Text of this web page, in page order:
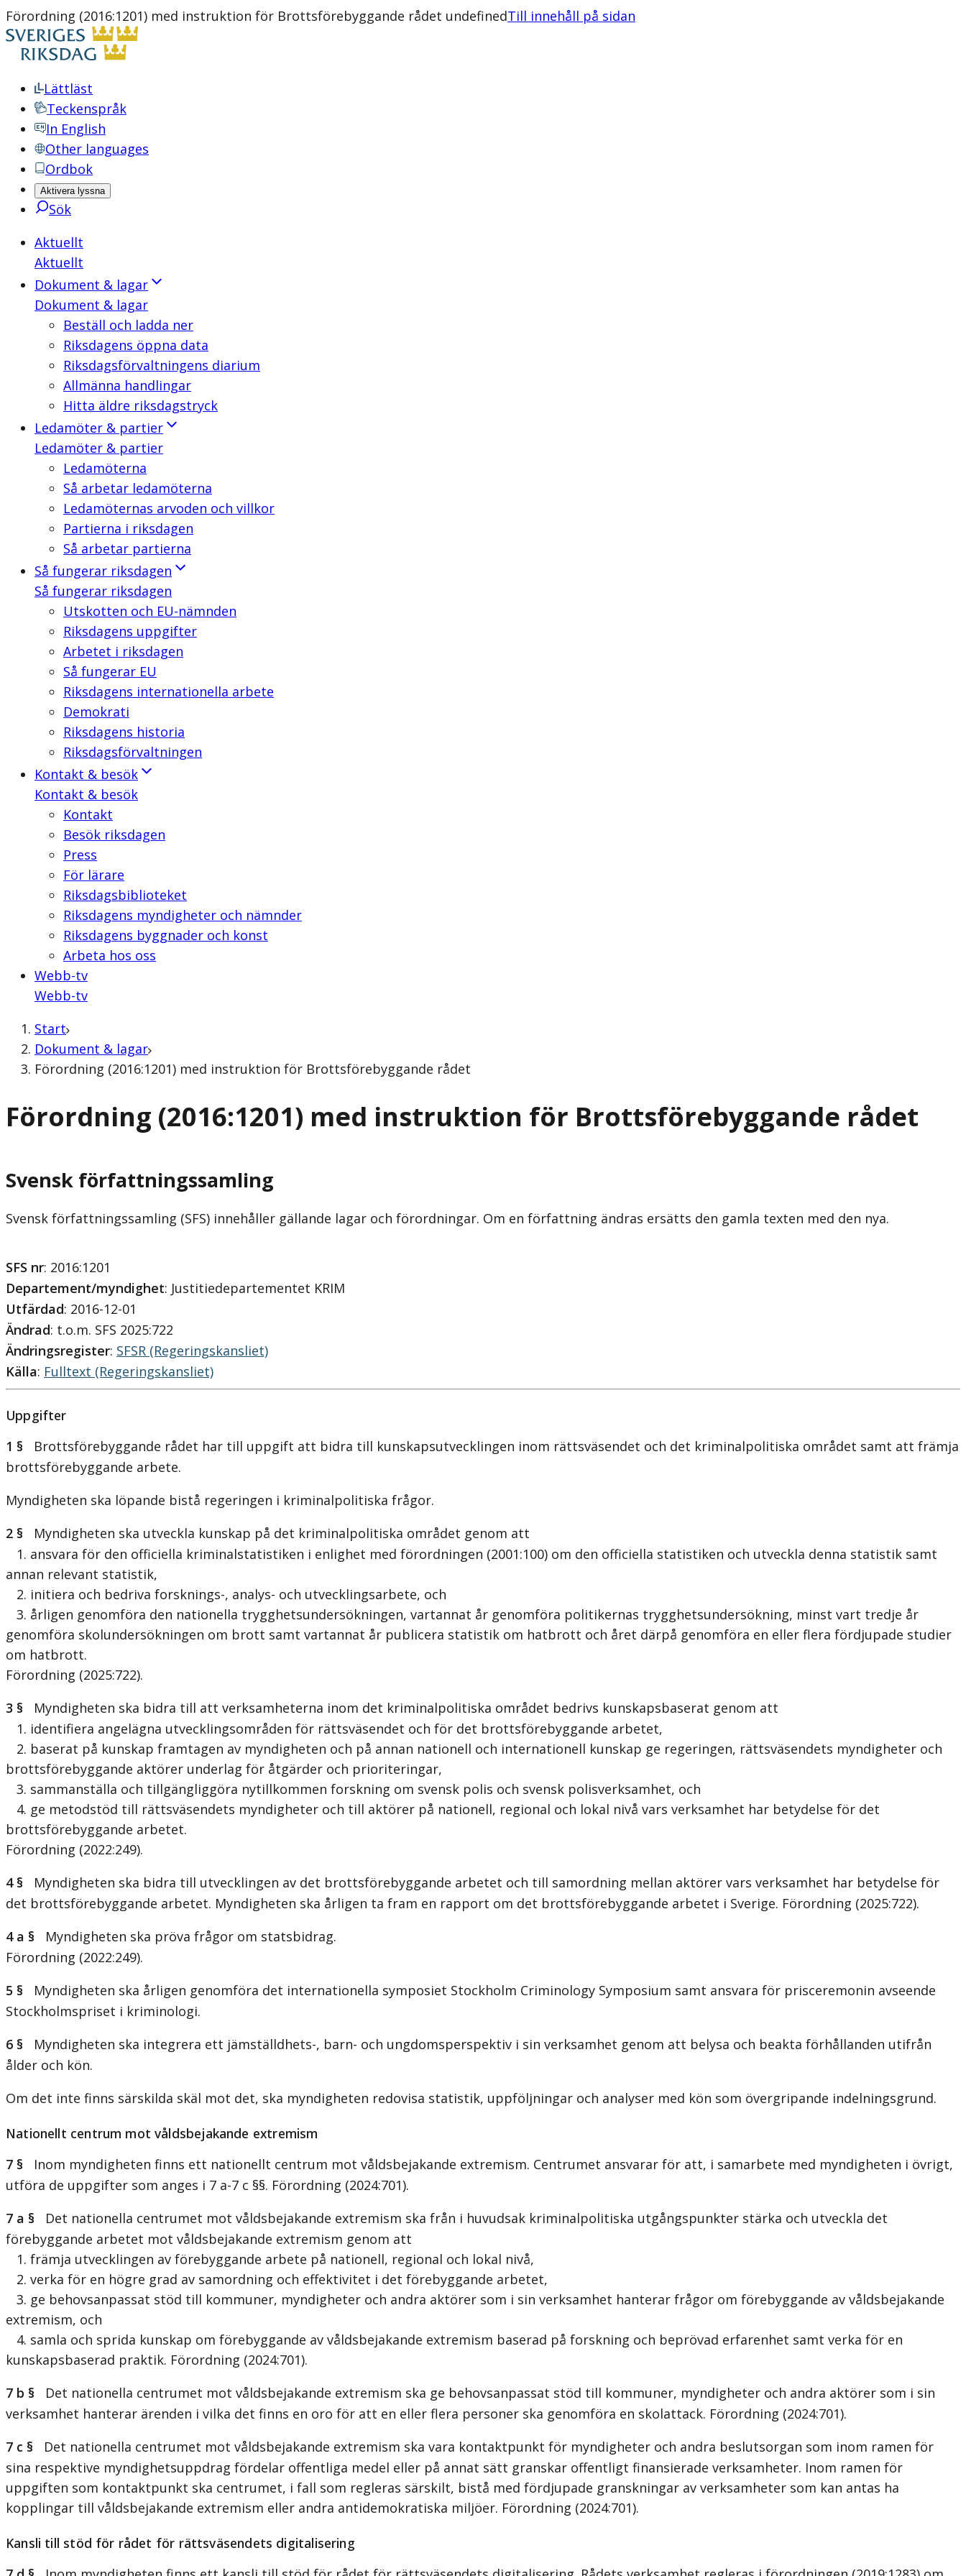
Förordning (2016:1201) med instruktion för Brottsförebyggande rådet undefinedTill innehåll på sidan
Lättläst
Teckenspråk
In English
Other languages
Ordbok
Aktivera lyssna
Sök
Aktuellt
Aktuellt
Dokument & lagar
Dokument & lagar
Beställ och ladda ner
Riksdagens öppna data
Riksdagsförvaltningens diarium
Allmänna handlingar
Hitta äldre riksdagstryck
Ledamöter & partier
Ledamöter & partier
Ledamöterna
Så arbetar ledamöterna
Ledamöternas arvoden och villkor
Partierna i riksdagen
Så arbetar partierna
Så fungerar riksdagen
Så fungerar riksdagen
Utskotten och EU-nämnden
Riksdagens uppgifter
Arbetet i riksdagen
Så fungerar EU
Riksdagens internationella arbete
Demokrati
Riksdagens historia
Riksdagsförvaltningen
Kontakt & besök
Kontakt & besök
Kontakt
Besök riksdagen
Press
För lärare
Riksdagsbiblioteket
Riksdagens myndigheter och nämnder
Riksdagens byggnader och konst
Arbeta hos oss
Webb-tv
Webb-tv
Start
Dokument & lagar
Förordning (2016:1201) med instruktion för Brottsförebyggande rådet
Förordning (2016:1201) med instruktion för Brottsförebyggande rådet
Svensk författningssamling
Svensk författningssamling (SFS) innehåller gällande lagar och förordningar. Om en författning ändras ersätts den gamla texten med den nya.
SFS nr: 2016:1201
Departement/myndighet: Justitiedepartementet KRIM
Utfärdad: 2016-12-01
Ändrad: t.o.m. SFS 2025:722
Ändringsregister: SFSR (Regeringskansliet)
Källa: Fulltext (Regeringskansliet)
Uppgifter
1 § Brottsförebyggande rådet har till uppgift att bidra till kunskapsutvecklingen inom rättsväsendet och det kriminalpolitiska området samt att främja
brottsförebyggande arbete.
Myndigheten ska löpande bistå regeringen i kriminalpolitiska frågor.
2 § Myndigheten ska utveckla kunskap på det kriminalpolitiska området genom att
1. ansvara för den officiella kriminalstatistiken i enlighet med förordningen (2001:100) om den officiella statistiken och utveckla denna statistik samt
annan relevant statistik,
2. initiera och bedriva forsknings-, analys- och utvecklingsarbete, och
3. årligen genomföra den nationella trygghetsundersökningen, vartannat år genomföra politikernas trygghetsundersökning, minst vart tredje år
genomföra skolundersökningen om brott samt vartannat år publicera statistik om hatbrott och året därpå genomföra en eller flera fördjupade studier
om hatbrott.
Förordning (2025:722).
3 § Myndigheten ska bidra till att verksamheterna inom det kriminalpolitiska området bedrivs kunskapsbaserat genom att
1. identifiera angelägna utvecklingsområden för rättsväsendet och för det brottsförebyggande arbetet,
2. baserat på kunskap framtagen av myndigheten och på annan nationell och internationell kunskap ge regeringen, rättsväsendets myndigheter och
brottsförebyggande aktörer underlag för åtgärder och prioriteringar,
3. sammanställa och tillgängliggöra nytillkommen forskning om svensk polis och svensk polisverksamhet, och
4. ge metodstöd till rättsväsendets myndigheter och till aktörer på nationell, regional och lokal nivå vars verksamhet har betydelse för det
brottsförebyggande arbetet.
Förordning (2022:249).
4 § Myndigheten ska bidra till utvecklingen av det brottsförebyggande arbetet och till samordning mellan aktörer vars verksamhet har betydelse för
det brottsförebyggande arbetet. Myndigheten ska årligen ta fram en rapport om det brottsförebyggande arbetet i Sverige. Förordning (2025:722).
4 a § Myndigheten ska pröva frågor om statsbidrag.
Förordning (2022:249).
5 § Myndigheten ska årligen genomföra det internationella symposiet Stockholm Criminology Symposium samt ansvara för prisceremonin avseende
Stockholmspriset i kriminologi.
6 § Myndigheten ska integrera ett jämställdhets-, barn- och ungdomsperspektiv i sin verksamhet genom att belysa och beakta förhållanden utifrån
ålder och kön.
Om det inte finns särskilda skäl mot det, ska myndigheten redovisa statistik, uppföljningar och analyser med kön som övergripande indelningsgrund.
Nationellt centrum mot våldsbejakande extremism
7 § Inom myndigheten finns ett nationellt centrum mot våldsbejakande extremism. Centrumet ansvarar för att, i samarbete med myndigheten i övrigt,
utföra de uppgifter som anges i 7 a-7 c §§. Förordning (2024:701).
7 a § Det nationella centrumet mot våldsbejakande extremism ska från i huvudsak kriminalpolitiska utgångspunkter stärka och utveckla det
förebyggande arbetet mot våldsbejakande extremism genom att
1. främja utvecklingen av förebyggande arbete på nationell, regional och lokal nivå,
2. verka för en högre grad av samordning och effektivitet i det förebyggande arbetet,
3. ge behovsanpassat stöd till kommuner, myndigheter och andra aktörer som i sin verksamhet hanterar frågor om förebyggande av våldsbejakande
extremism, och
4. samla och sprida kunskap om förebyggande av våldsbejakande extremism baserad på forskning och beprövad erfarenhet samt verka för en
kunskapsbaserad praktik. Förordning (2024:701).
7 b § Det nationella centrumet mot våldsbejakande extremism ska ge behovsanpassat stöd till kommuner, myndigheter och andra aktörer som i sin
verksamhet hanterar ärenden i vilka det finns en oro för att en eller flera personer ska genomföra en skolattack. Förordning (2024:701).
7 c § Det nationella centrumet mot våldsbejakande extremism ska vara kontaktpunkt för myndigheter och andra beslutsorgan som inom ramen för
sina respektive myndighetsuppdrag fördelar offentliga medel eller på annat sätt granskar offentligt finansierade verksamheter. Inom ramen för
uppgiften som kontaktpunkt ska centrumet, i fall som regleras särskilt, bistå med fördjupade granskningar av verksamheter som kan antas ha
kopplingar till våldsbejakande extremism eller andra antidemokratiska miljöer. Förordning (2024:701).
Kansli till stöd för rådet för rättsväsendets digitalisering